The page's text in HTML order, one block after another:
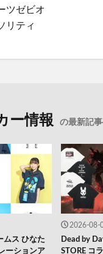
ツゼビオ
リティ
ー情報 の最新記
ムス ひなた
ーションア
2026-08-
Dead by
STORE コ